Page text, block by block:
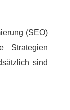
(SEO)
Strategien
sind